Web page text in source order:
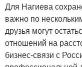
Для Нагиева
важно по
друзья могут
отношений на
бизнес-связи с